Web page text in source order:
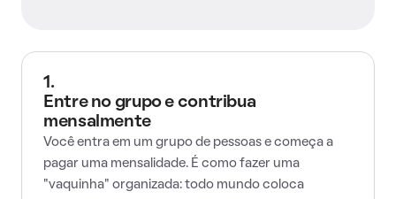
1.
Entre no grupo e contribua
mensalmente
Você entra em um grupo de pessoas e começa a
pagar uma mensalidade. É como fazer uma
"vaquinha" organizada: todo mundo coloca